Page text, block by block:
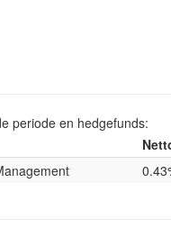
periode en hedgefunds: